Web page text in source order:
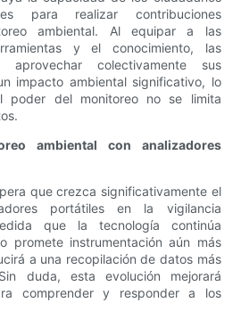
para realizar contribuciones
ambiental. Al equipar a las
y el conocimiento, las
aprovechar colectivamente sus
impacto ambiental significativo, lo
poder del monitoreo no se limita
ambiental con analizadores
que crezca significativamente el
portátiles en la vigilancia
que la tecnología continúa
promete instrumentación aún más
a una recopilación de datos más
duda, esta evolución mejorará
comprender y responder a los